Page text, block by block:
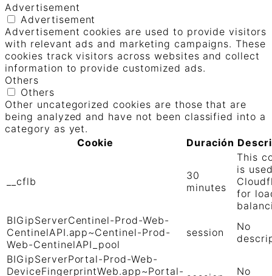
Advertisement
Advertisement
Advertisement cookies are used to provide visitors
with relevant ads and marketing campaigns. These
cookies track visitors across websites and collect
information to provide customized ads.
Others
Others
Other uncategorized cookies are those that are
being analyzed and have not been classified into a
category as yet.
Cookie
Duración
__cflb
30
minutes
This
is
for
BIGipServerCentinel-Prod-Web-
CentinelAPI.app~Centinel-Prod-
Web-CentinelAPI_pool
session
No
BIGipServerPortal-Prod-Web-
DeviceFingerprintWeb.app~Portal-
No